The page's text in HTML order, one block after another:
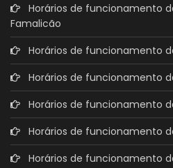
Horários de funcionamento
Famalicão
Horários de funcionamento
Horários de funcionamento
Horários de funcionamento
Horários de funcionamento
Horários de funcionamento